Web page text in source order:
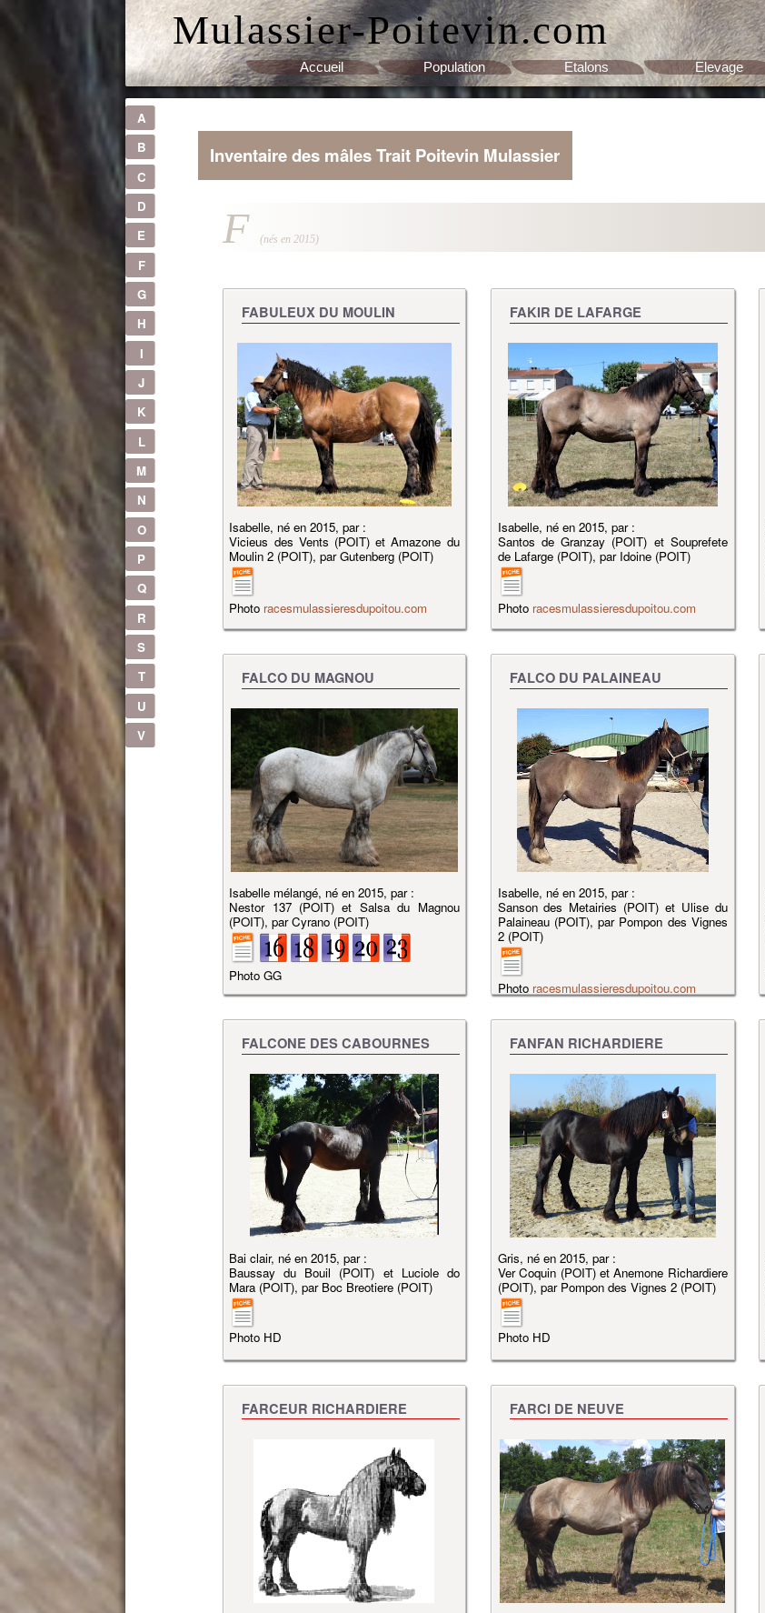
Mulassier-Poitevin.com
Accueil Population Etalons Elevage
A
B
C
D
E
F
G
H
I
J
K
L
M
N
O
P
Q
R
S
T
U
V
Inventaire des mâles Trait Poitevin Mulassier
F (nés en 2015)
FABULEUX DU MOULIN
Isabelle, né en 2015, par :
Vicieus des Vents (POIT) et Amazone du
Moulin 2 (POIT), par Gutenberg (POIT)
Photo racesmulassieresdupoitou.com
FAKIR DE LAFARGE
Isabelle, né en 2015, par :
Santos de Granzay (POIT) et Souprefete
de Lafarge (POIT), par Idoine (POIT)
Photo racesmulassieresdupoitou.com
FALCO DU MAGNOU
Isabelle mélangé, né en 2015, par :
Nestor 137 (POIT) et Salsa du Magnou
(POIT), par Cyrano (POIT)
Photo GG
FALCO DU PALAINEAU
Isabelle, né en 2015, par :
Sanson des Metairies (POIT) et Ulise du
Palaineau (POIT), par Pompon des Vignes
2 (POIT)
Photo racesmulassieresdupoitou.com
FALCONE DES CABOURNES
Bai clair, né en 2015, par :
Baussay du Bouil (POIT) et Luciole do
Mara (POIT), par Boc Breotiere (POIT)
Photo HD
FANFAN RICHARDIERE
Gris, né en 2015, par :
Ver Coquin (POIT) et Anemone Richardiere
(POIT), par Pompon des Vignes 2 (POIT)
Photo HD
FARCEUR RICHARDIERE FARCI DE NEUVE